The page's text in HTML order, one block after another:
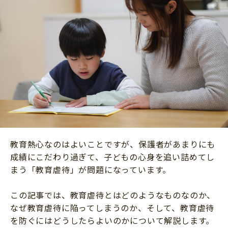
小学3年生
小学4年生
小学5年生
小学6年生
ニュース
ワーク・ドリル
幼稚園・保育園
小学校
科学・プログラミング
教育・学習
自由研究・工作
読書感想文
本・読書
運動・あそび・ゲーム
英語
こそだて生活
ファッション・美容
行事・イベント
トラブル
親子でいっしょに
人間関係
おでかけ
料理
マネー
こそだてマンガ
教育熱心なのはよいことですが、保護者があまりにも
成績にこだわり過ぎて、子どもの心身を追い詰めてし
まう「教育虐待」が問題になっています。
この記事では、教育虐待とはどのようなものなのか、
なぜ教育虐待に陥ってしまうのか、そして、教育虐待
を防ぐにはどうしたらよいのかについて解説します。